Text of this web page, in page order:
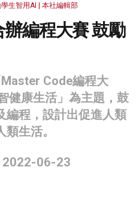
生智用AI | 本社編輯部
編程大賽 鼓勵
Code編程大
健康生活」為主題，鼓
編程，設計出促進人類
生活。
06-23